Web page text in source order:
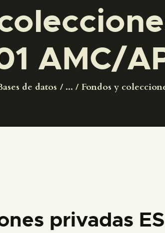
AMC/
de datos ... Fondos y
ESPAÑOL
privadas